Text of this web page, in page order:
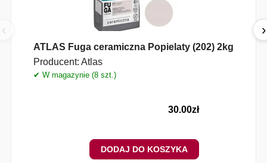
‹
ATLAS Fuga ceramiczna Popielaty (202) 2kg
Producent: Atlas
✔ W magazynie (8 szt.)
30.00zł
DODAJ DO KOSZYKA
›